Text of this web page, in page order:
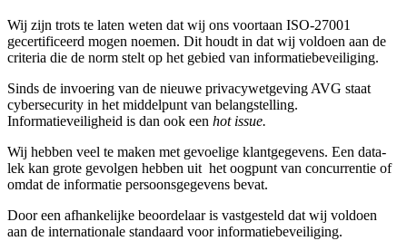
Wij zijn trots te laten weten dat wij ons voortaan ISO-27001
gecertificeerd mogen noemen. Dit houdt in dat wij voldoen aan de
criteria die de norm stelt op het gebied van informatiebeveiliging.
Sinds de invoering van de nieuwe privacywetgeving AVG staat
cybersecurity in het middelpunt van belangstelling.
Informatieveiligheid is dan ook een hot issue.
Wij hebben veel te maken met gevoelige klantgegevens. Een data-
lek kan grote gevolgen hebben uit het oogpunt van concurrentie of
omdat de informatie persoonsgegevens bevat.
Door een afhankelijke beoordelaar is vastgesteld dat wij voldoen
aan de internationale standaard voor informatiebeveiliging.